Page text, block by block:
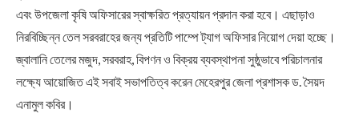
এবং উপজেলা কৃষি অফিসারের স্বাক্ষরিত প্রত্যায়ন প্রদান করা হবে। এছাড়াও
নিরবিচ্ছিন্ন তেল সরবরাহের জন্য প্রতিটি পাম্পে ট্যাগ অফিসার নিয়োগ দেয়া হচ্ছে।
জ্বালানি তেলের মজুদ, সরবরাহ, বিপণন ও বিক্রয় ব্যবস্থাপনা সুষ্ঠুভাবে পরিচালনার
লক্ষ্যে আয়োজিত এই সবাই সভাপতিত্ব করেন মেহেরপুর জেলা প্রশাসক ড. সৈয়দ
এনামুল কবির।